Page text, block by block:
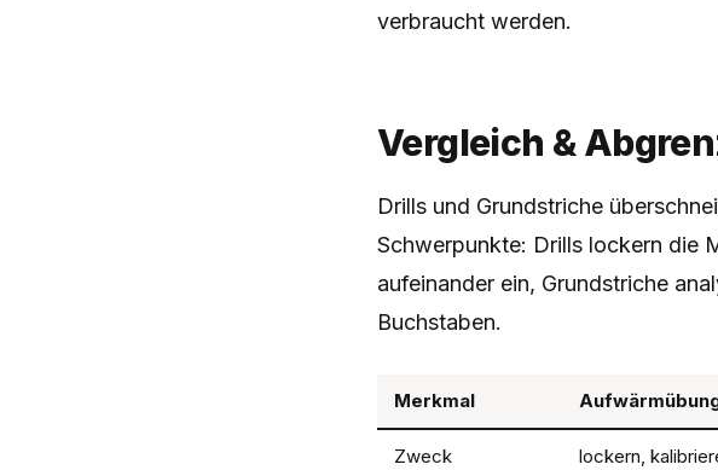
verbraucht werden.
Vergleich &
Drills und Grundstriche
Schwerpunkte: Drills lockern die
aufeinander ein, Grundstriche
Buchstaben.
Merkmal
Zweck lockern,